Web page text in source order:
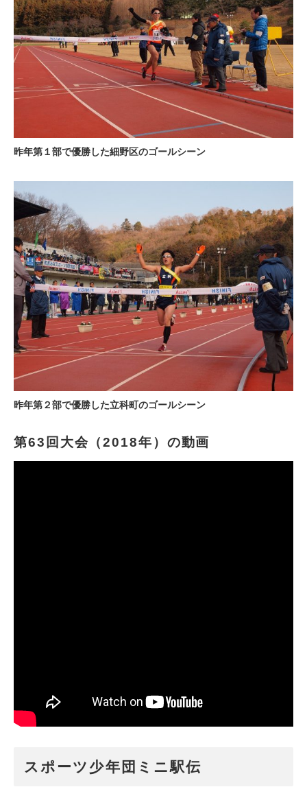
昨年第１部で優勝した細野区のゴールシーン
昨年第２部で優勝した立科町のゴールシーン
第63回大会（2018年）の動画
スポーツ少年団ミニ駅伝